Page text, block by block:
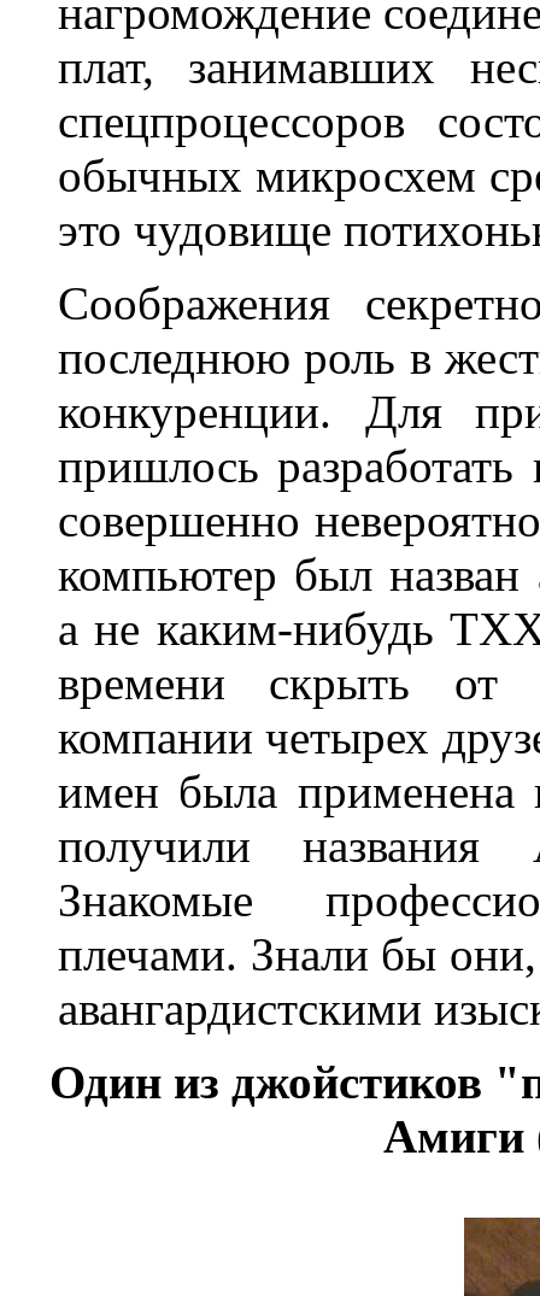
нагромождение
плат, занимавших
спецпроцессоров
обычных микросхем
это чудовище
Соображения
последнюю роль в
конкуренции. Для
пришлось
совершенно
компьютер был
а не каким-нибудь
времени скрыть от
компании четырех
имен была применена
получили
Знакомые
плечами. Знали бы
авангардистскими
Один из джойстиков
Амиги